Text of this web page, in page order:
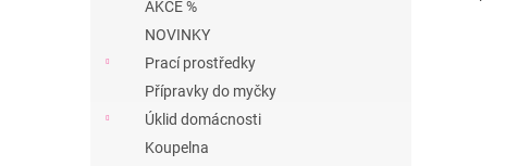
AKCE %
NOVINKY
Prací prostředky
Přípravky do myčky
Úklid domácnosti
Koupelna